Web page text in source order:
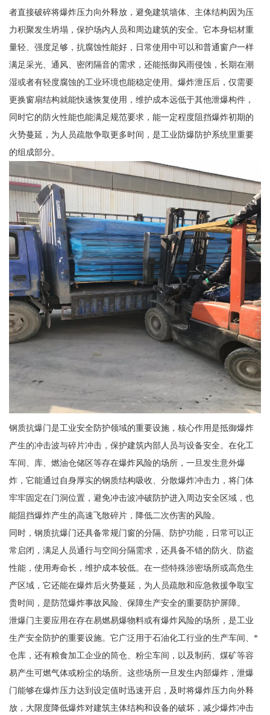
者直接破碎将爆炸压力向外释放，避免建筑墙体、主体结构因为压
力积聚发生坍塌，保护场内人员和周边建筑的安全。它本身铝材重
量轻、强度足够，抗腐蚀性能好，日常使用中可以和普通窗户一样
满足采光、通风、密闭隔音的需求，还能抵御风雨侵蚀，长期在潮
湿或者有轻度腐蚀的工业环境也能稳定使用。爆炸泄压后，仅需要
更换窗扇结构就能快速恢复使用，维护成本远低于其他泄爆构件，
同时它的防火性能也能满足规范要求，能一定程度阻挡爆炸初期的
火势蔓延，为人员疏散争取更多时间，是工业防爆防护系统里重要
的组成部分。
钢质抗爆门是工业安全防护领域的重要设施，核心作用是抵御爆炸
产生的冲击波与碎片冲击，保护建筑内部人员与设备安全。在化工
车间、库、燃油仓储区等存在爆炸风险的场所，一旦发生意外爆
炸，它能通过自身厚实的钢质结构吸收、分散爆炸冲击力，将门体
牢牢固定在门洞位置，避免冲击波冲破防护进入周边安全区域，也
能阻挡爆炸产生的高速飞散碎片，降低二次伤害的风险。
同时，钢质抗爆门还具备常规门窗的分隔、防护功能，日常可以正
常启闭，满足人员通行与空间分隔需求，还具备不错的防火、防盗
性能，使用寿命长，维护成本较低。在一些特殊涉密场所或高危生
产区域，它还能在爆炸后火势蔓延，为人员疏散和应急救援争取宝
贵时间，是防范爆炸事故风险、保障生产安全的重要防护屏障。
泄爆门主要应用在存在易燃易爆物料或有爆炸风险的场所，是工业
生产安全防护的重要设施。它广泛用于石油化工行业的生产车间、*
仓库，还有粮食加工企业的筒仓、粉尘车间，以及制药、煤矿等容
易产生可燃气体或粉尘的场所。这些场所一旦发生内部爆炸，泄爆
门能够在爆炸压力达到设定值时迅速开启，及时将爆炸压力向外释
放，大限度降低爆炸对建筑主体结构和设备的破坏，减少爆炸冲击